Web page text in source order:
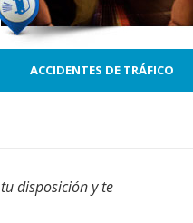
ACCIDENTES DE TRÁFICO
disposición y te